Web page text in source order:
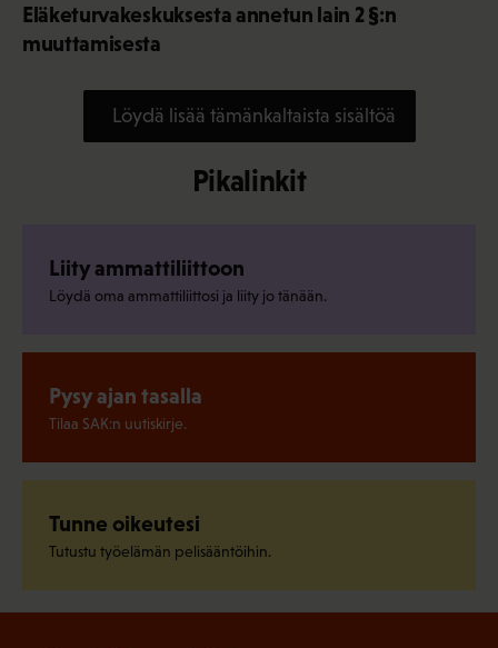
Eläketurvakeskuksesta annetun lain 2 §:n
muuttamisesta
Löydä lisää tämänkaltaista sisältöä
Pikalinkit
Liity ammattiliittoon
Löydä oma ammattiliittosi ja liity jo tänään.
Pysy ajan tasalla
Tilaa SAK:n uutiskirje.
Tunne oikeutesi
Tutustu työelämän pelisääntöihin.